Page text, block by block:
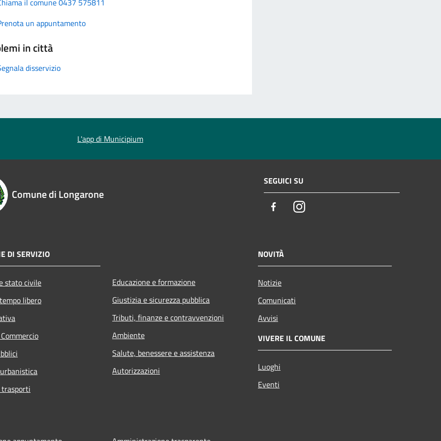
un appuntamento
in città
disservizio
L'app di Municipium
Comune di Longarone
SEGUICI SU
FacebookInstagram
DI SERVIZIO
stato civile
libero
Educazione e formazione
Giustizia e sicurezza pubblica
Tributi, finanze e contravvenzioni
Ambiente
Salute, benessere e assistenza
Autorizzazioni
NOVITÀ
Notizie
Comunicati
Avvisi
VIVERE IL COMUNE
Luoghi
Eventi